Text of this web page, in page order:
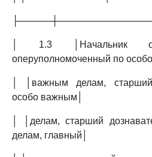
│ 1.3 │Начальник
оперуполномоченный по
│ │важным делам,
особо важным│
│ │делам, старший
делам, главный│